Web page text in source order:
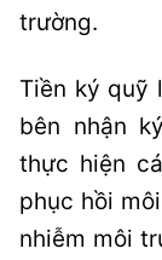
trường.
Tiền ký quỹ
bên nhận
thực hiện
phục hồi
nhiễm môi